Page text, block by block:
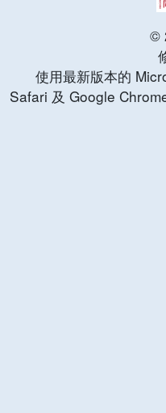
©
使用最新版本的
Safari 及 Google